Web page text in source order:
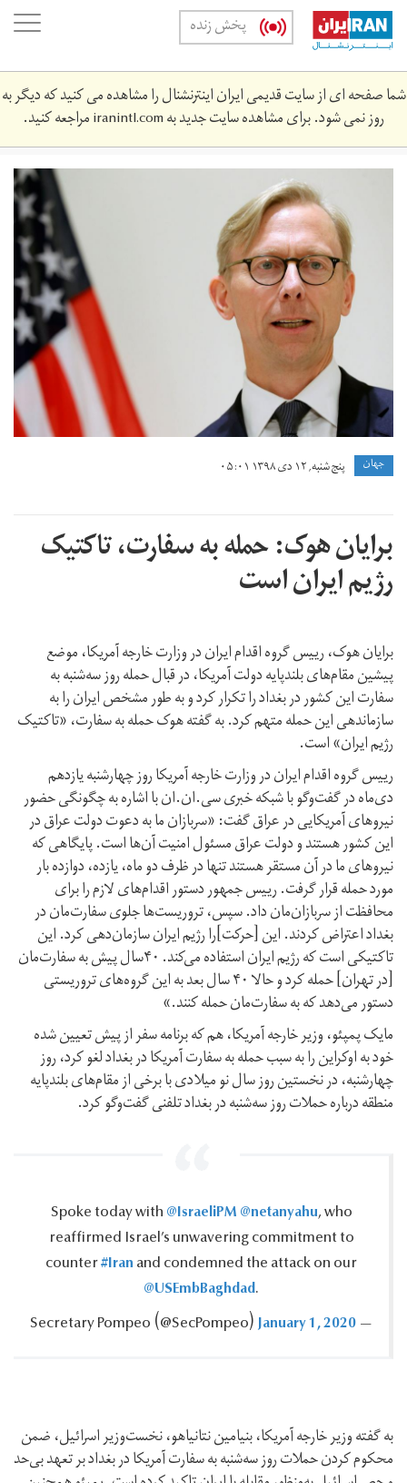
Skip
main
content
پخش زنده
شما صفحه ای از سایت قدیمی ایران اینترنشنال را مشاهده می کنید که دیگر به
روز نمی شود. برای مشاهده سایت جدید بهiranintl.comمراجعه کنید.
brian-
hook.jpg
جهان پنج شنبه, ۱۲ دی ۱۳۹۸ ۰۵:۰۱
برایان هوک: حمله به سفارت، تاکتیک
رژیم ایران است
برایان هوک، رییس گروه اقدام ایران در وزارت خارجه آمریکا، موضع
پیشین مقام‌های بلند‌پایه دولت آمریکا، در قبال حمله روز سه‌شنبه به
سفارت این کشور در بغداد را تکرار کرد و به طور مشخص ایران را به
سازماندهی این حمله متهم کرد. به گفته هوک حمله به سفارت، «تاکتیک
رژیم ایران» است.
رییس گروه اقدام ایران در وزارت خارجه آمریکا روز چهارشنبه یازدهم
دی‌ماه در گفت‌وگو با شبکه خبری سی.ان.ان با اشاره به چگونگی حضور
نیروهای آمریکایی در عراق گفت: «سربازان ما به دعوت دولت عراق در
این کشور هستند و دولت عراق مسئول امنیت آن‌ها است. پایگاهی که
نیروهای ما در آن مستقر هستند تنها در ظرف دو ماه، یازده، دوازده بار
مورد حمله قرار گرفت. رییس جمهور دستور اقدام‌های لازم را برای
محافظت از سربازان‌مان داد. سپس، تروریست‌ها جلوی سفارت‌مان در
بغداد اعتراض کردند. این [حرکت]را رژیم ایران سازمان‌دهی کرد. این
تاکتیکی است که رژیم ایران استفاده می‌کند. ۴۰سال پیش به سفارت‌مان
[در تهران] حمله کرد و حالا ۴۰ سال بعد به این گروه‌های تروریستی
دستور می‌دهد که به سفارت‌مان حمله کنند.»
مایک پمپئو، وزیر خارجه آمریکا، هم که برنامه سفر از پیش تعیین شده
خود به اوکراین را به سبب حمله به سفارت آمریکا در بغداد لغو کرد، روز
چهارشنبه، در نخستین روز سال نو میلادی با برخی از مقام‌های بلندپایه
منطقه درباره حملات روز سه‌شنبه در بغداد تلفنی گفت‌وگو کرد.
Spoke today with@IsraeliPM@netanyahu, who
reaffirmed Israel’s unwavering commitment to
counter#Iranand condemned the attack on our
@USEmbBaghdad.
— Secretary Pompeo ‪(@SecPompeo)‬
January 1, 2020
به گفته وزیر خارجه آمریکا، بنیامین نتانیاهو، نخست‌وزیر اسرائیل، ضمن
محکوم کردن حملات روز سه‌شنبه به سفارت آمریکا در بغداد بر تعهد بی‌حد